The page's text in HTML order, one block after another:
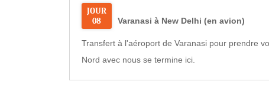
JOUR
08
Varanasi à New Delhi (en avion)
Transfert à l'aéroport de Varanasi pour prendre
Nord avec nous se termine ici.